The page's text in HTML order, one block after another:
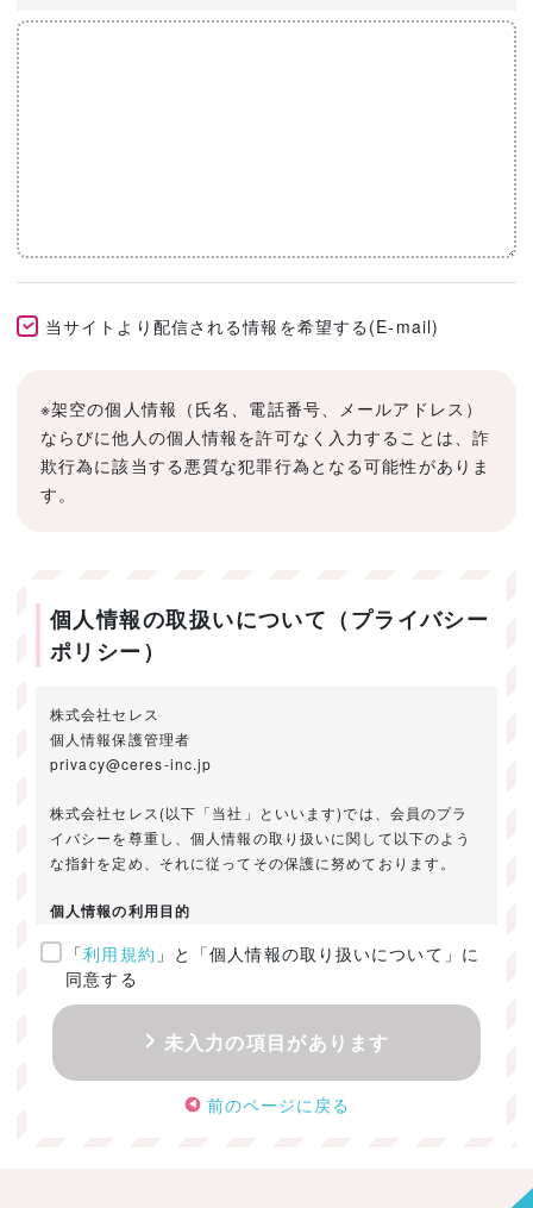
当サイトより配信される情報を希望する(E-mail)
※架空の個人情報（氏名、電話番号、メールアドレス）
ならびに他人の個人情報を許可なく入力することは、詐
欺行為に該当する悪質な犯罪行為となる可能性がありま
す。
個人情報の取扱いについて（プライバシー
ポリシー）
株式会社セレス
個人情報保護管理者
privacy@ceres-inc.jp
株式会社セレス(以下「当社」といいます)では、会員のプラ
イバシーを尊重し、個人情報の取り扱いに関して以下のよう
な指針を定め、それに従ってその保護に努めております。
個人情報の利用目的
ご提供いただきました個人情報は、以下のためにのみ利用い
たします。
・お問い合わせに対する回答及び資料送付のご連絡
・当社のお客様向けサービスの提供
・本人確認
・サービスの開発・改善のための分析
「利用規約 」と「個人情報の取り扱いについて」に
同意する
未入力の項目があります
前のページに戻る